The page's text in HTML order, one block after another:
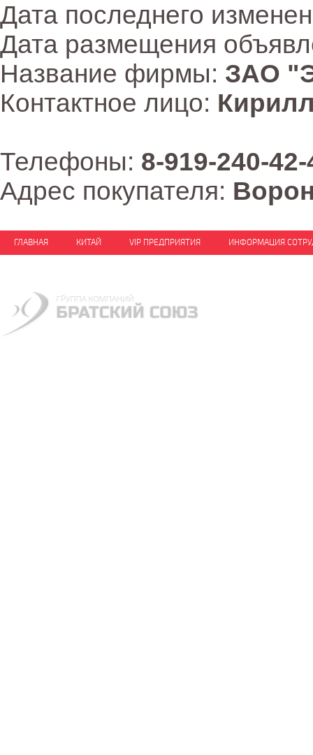
Дата последнего
Дата размещения
Название фирмы: ЗАО
Контактное лицо:
Телефоны: 8-919-240-42-
Адрес покупателя:
ГЛАВНАЯ КИТАЙ VIP ПРЕДПРИЯТИЯ ИНФОРМАЦИЯ